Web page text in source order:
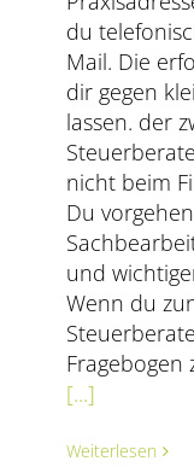
du
Mail. Die
dir gegen
lassen. der
nicht beim
Du
und
Wenn du
Fragebogen
[...]
Weiterlesen